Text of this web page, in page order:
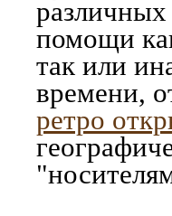
помощи
так или
времени,
ретро